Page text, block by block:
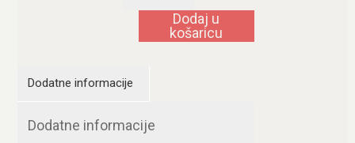
količina
Dodaj u
košaricu
Dodatne informacije
Dodatne informacije